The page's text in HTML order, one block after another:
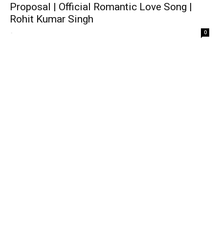
Proposal | Official Romantic Love Song |
Rohit Kumar Singh
- 0